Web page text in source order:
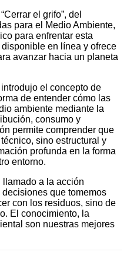
el grifo”, del
para el Medio Ambiente,
para enfrentar esta
en línea y ofrece
avanzar hacia un planeta
el concepto de
de entender cómo las
ambiente mediante la
consumo y
permite comprender que
sino estructural y
profunda en la forma
entorno.
llamado a la acción
que tomemos
con los residuos, sino de
El conocimiento, la
son nuestras mejores